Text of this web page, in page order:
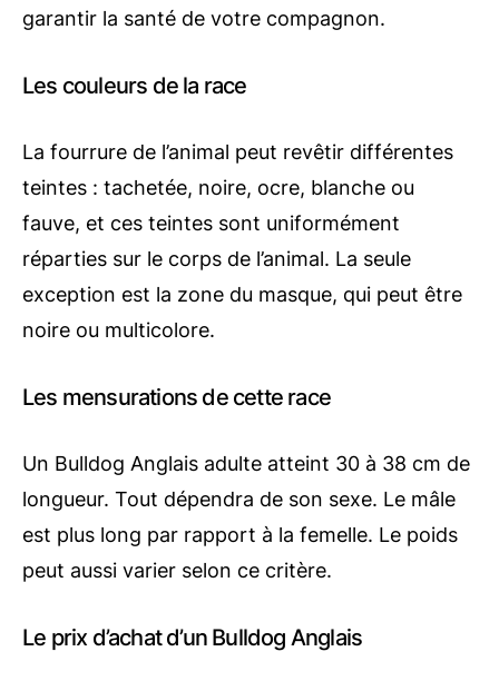
garantir la santé de votre compagnon.
Les couleurs de la race
La fourrure de l’animal peut revêtir différentes
teintes : tachetée, noire, ocre, blanche ou
fauve, et ces teintes sont uniformément
réparties sur le corps de l’animal. La seule
exception est la zone du masque, qui peut être
noire ou multicolore.
Les mensurations de cette race
Un Bulldog Anglais adulte atteint 30 à 38 cm de
longueur. Tout dépendra de son sexe. Le mâle
est plus long par rapport à la femelle. Le poids
peut aussi varier selon ce critère.
Le prix d’achat d’un Bulldog Anglais